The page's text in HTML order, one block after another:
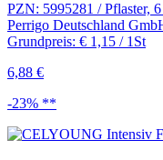
PZN: 5995281 / Pflaster,
Perrigo Deutschland
Grundpreis: € 1,15 / 1St
6,88 €
-23% **